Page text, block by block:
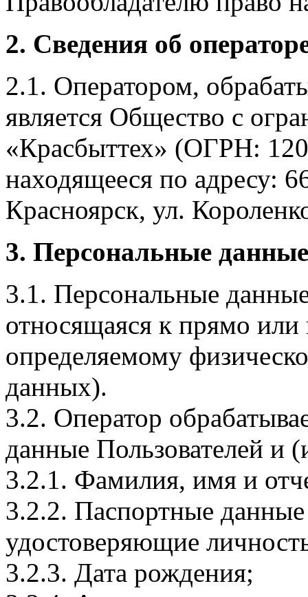
2. Сведения об
2.1. Оператором,
является Общество с
«Красбыттех» (ОГРН:
находящееся по адресу:
Красноярск, ул.
3. Персональные
3.1. Персональные
относящаяся к прямо
определяемому
данных).
3.2. Оператор
данные Пользователей и
3.2.1. Фамилия, имя и
3.2.2. Паспортные
удостоверяющие
3.2.3. Дата рождения;